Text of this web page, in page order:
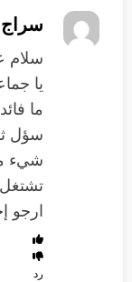
سراج
سلام
يا
ما
سؤل
شيء
ارجو
رد